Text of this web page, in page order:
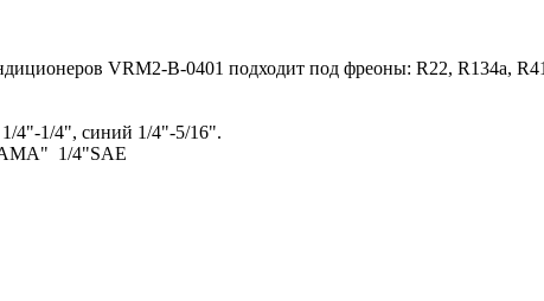
VRM2-B-0401 подходит под фреоны: R22, R134a,
4"-1/4", синий 1/4"-5/16".
1/4"SAE